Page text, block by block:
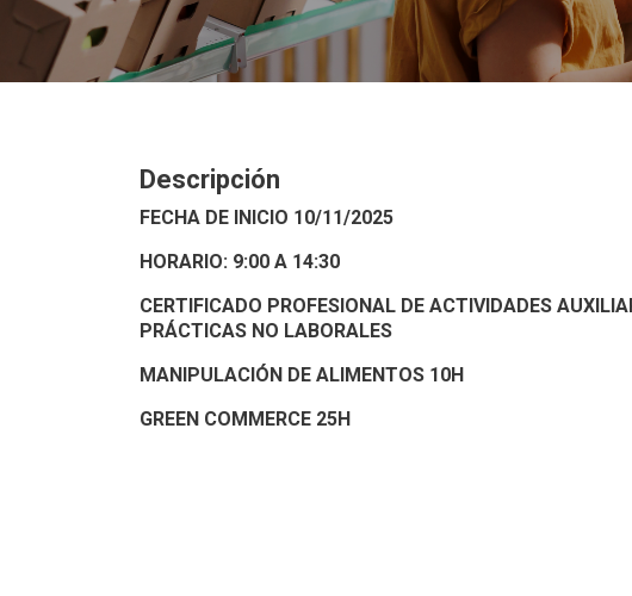
Descripción
FECHA DE INICIO 10/11/2025
HORARIO: 9:00 A 14:30
CERTIFICADO PROFESIONAL DE ACTIVIDADES
PRÁCTICAS NO LABORALES
MANIPULACIÓN DE ALIMENTOS 10H
GREEN COMMERCE 25H